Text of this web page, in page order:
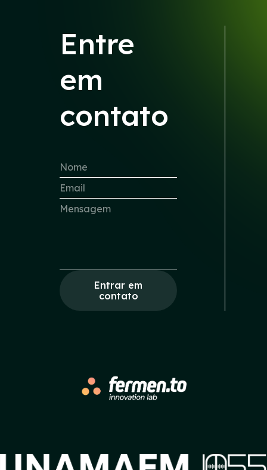
Entre
em
contato
Entrar em
contato